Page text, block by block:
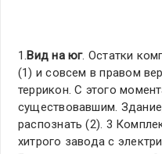
1.Вид на юг. Остатки
(1) и совсем в правом
террикон. С этого
существовавшим.
распознать (2). 3
хитрого завода с